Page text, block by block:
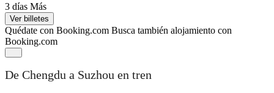
3 días Más
Ver billetes
Quédate con Booking.com Busca también alojamiento con
Booking.com
De Chengdu a Suzhou en tren